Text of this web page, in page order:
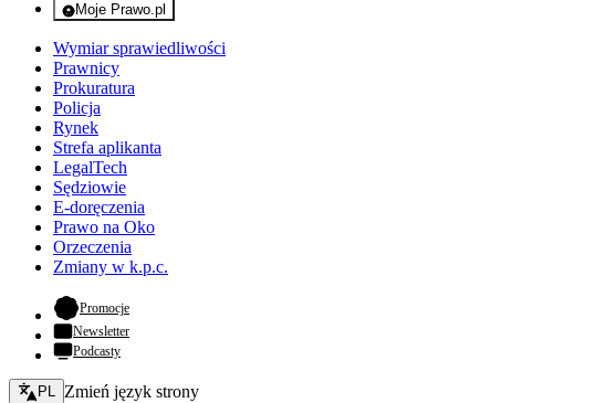
Moje Prawo.pl
- rejestracja i logowanie do serwisu
Wymiar sprawiedliwości
Prawnicy
Prokuratura
Policja
Rynek
Strefa aplikanta
LegalTech
Sędziowie
E-doręczenia
Prawo na Oko
Orzeczenia
Zmiany w k.p.c.
Promocje- otwiera się w nowej karcie
Newsletter
Podcasty
Zmień język - bieżący:
PL Zmień język strony